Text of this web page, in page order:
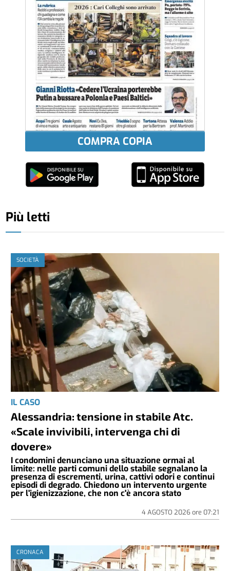
COMPRA COPIA
Più letti
SOCIETÀ
IL CASO
Alessandria: tensione in stabile Atc.
«Scale invivibili, intervenga chi di
dovere»
I condomini denunciano una situazione ormai al
limite: nelle parti comuni dello stabile segnalano la
presenza di escrementi, urina, cattivi odori e continui
episodi di degrado. Chiedono un intervento urgente
per l'igienizzazione, che non c'è ancora stato
4 AGOSTO 2026ore 07:21
CRONACA